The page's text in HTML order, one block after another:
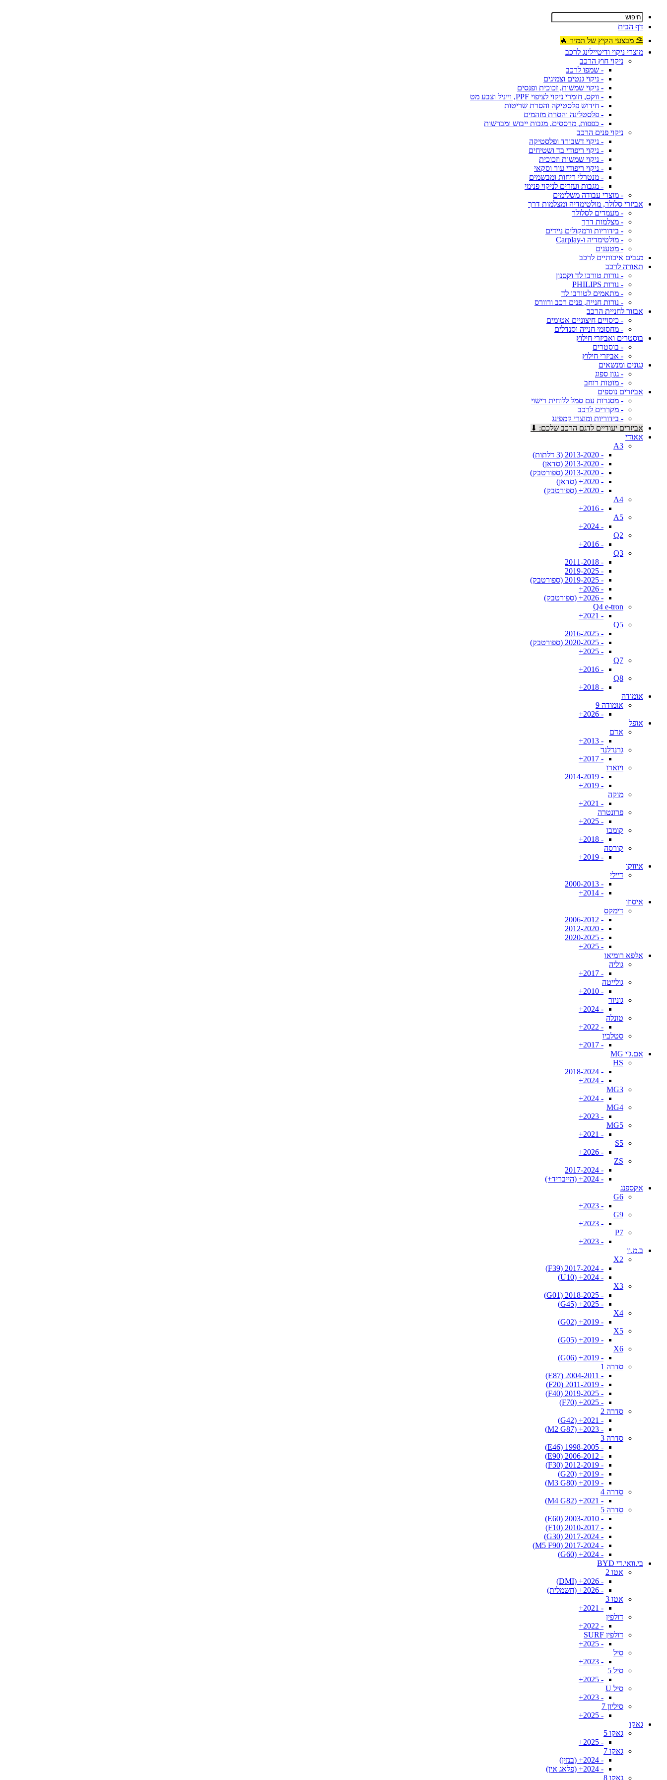
דף הבית
⛱ מבצעי הקיץ של תמיר 🔥
מוצרי ניקוי ודיטיילינג לרכב
ניקוי חוץ הרכב
- שמפו לרכב
- ניקוי גנטים וצמיגים
- ניקוי שמשות, זכוכית ופנסים
- ווקס, חומרי ניקוי לציפוי PPF, וייניל וצבע מט
- חידוש פלסטיקה והסרת שריטות
- פלסטלינה והסרת מזהמים
- כפפות, מרססים, מגבות ייבוש ומברשות
ניקוי פנים הרכב
- ניקוי דשבורד ופלסטיקה
- ניקוי ריפודי בד ושטיחים
- ניקוי שמשות וזכוכית
- ניקוי ריפודי עור וסקאי
- מנטרלי ריחות ומבשמים
- מגבות ועזרים לניקוי פנימי
- מוצרי עבודה משלימים
אביזרי סלולר, מולטימדיה ומצלמות דרך
- מעמדים לסלולר
- מצלמות דרך
- בידוריות ורמקולים ניידים
- מולטימדיה ו-Carplay
- מטענים
מגבים איכותיים לרכב
תאורה לרכב
- נורות טורבו לד וקסנון
- נורות PHILIPS
- מתאמים לטורבו לד
- נורות חנייה, פנים רכב ורוורס
אבזור לחניית הרכב
- כיסויים חיצוניים אטומים
- מחסומי חנייה וסנדלים
בוסטרים ואביזרי חילוץ
- בוסטרים
- אביזרי חילוץ
גגונים ומנשאים
- גגון ספוג
- מוטות רוחב
אביזרים נוספים
- מסגרות עם סמל ללוחית רישוי
- מקררים לרכב
- בידוריות ומוצרי קמפינג
אביזרים יעודיים לדגם הרכב שלכם: ⬇
אאודי
A3
- 2013-2020 (3 דלתות)
- 2013-2020 (סדאן)
- 2013-2020 (ספורטבק)
- 2020+ (סדאן)
- 2020+ (ספורטבק)
A4
- 2016+
A5
- 2024+
Q2
- 2016+
Q3
- 2011-2018
- 2019-2025
- 2019-2025 (ספורטבק)
- 2026+
- 2026+ (ספורטבק)
Q4 e-tron
- 2021+
Q5
- 2016-2025
- 2020-2025 (ספורטבק)
- 2025+
Q7
- 2016+
Q8
- 2018+
אומודה
אומודה 9
- 2026+
אופל
אדם
- 2013+
גרנדלנד
- 2017+
ויוארו
- 2014-2019
- 2019+
מוקה
- 2021+
פרונטרה
- 2025+
קומבו
- 2018+
קורסה
- 2019+
איווקו
דיילי
- 2000-2013
- 2014+
איסוזו
דימקס
- 2006-2012
- 2012-2020
- 2020-2025
- 2025+
אלפא רומיאו
גוליה
- 2017+
גולייטה
- 2010+
גוניור
- 2024+
טונלה
- 2022+
סטלביו
- 2017+
אם.ג'י MG
HS
- 2018-2024
- 2024+
MG3
- 2024+
MG4
- 2023+
MG5
- 2021+
S5
- 2026+
ZS
- 2017-2024
- 2024+ (הייבריד+)
אקספנג
G6
- 2023+
G9
- 2023+
P7
- 2023+
ב.מ.וו
X2
- 2017-2024 (F39)
- 2024+ (U10)
X3
- 2018-2025 (G01)
- 2025+ (G45)
X4
- 2019+ (G02)
X5
- 2019+ (G05)
X6
- 2019+ (G06)
סדרה 1
- 2004-2011 (E87)
- 2011-2019 (F20)
- 2019-2025 (F40)
- 2025+ (F70)
סדרה 2
- 2021+ (G42)
- 2023+ (M2 G87)
סדרה 3
- 1998-2005 (E46)
- 2006-2012 (E90)
- 2012-2019 (F30)
- 2019+ (G20)
- 2019+ (M3 G80)
סדרה 4
- 2021+ (M4 G82)
סדרה 5
- 2003-2010 (E60)
- 2010-2017 (F10)
- 2017-2024 (G30)
- 2017-2024 (M5 F90)
- 2024+ (G60)
בי.וואי.די BYD
אטו 2
- 2026+ (DMI)
- 2026+ (חשמלית)
אטו 3
- 2021+
דולפין
- 2022+
דולפין SURF
- 2025+
סיל
- 2023+
סיל 5
- 2025+
סיל U
- 2023+
סיליון 7
- 2025+
גאקו
גאקו 5
- 2025+
גאקו 7
- 2024+ (בנזין)
- 2024+ (פלאג אין)
גאקו 8